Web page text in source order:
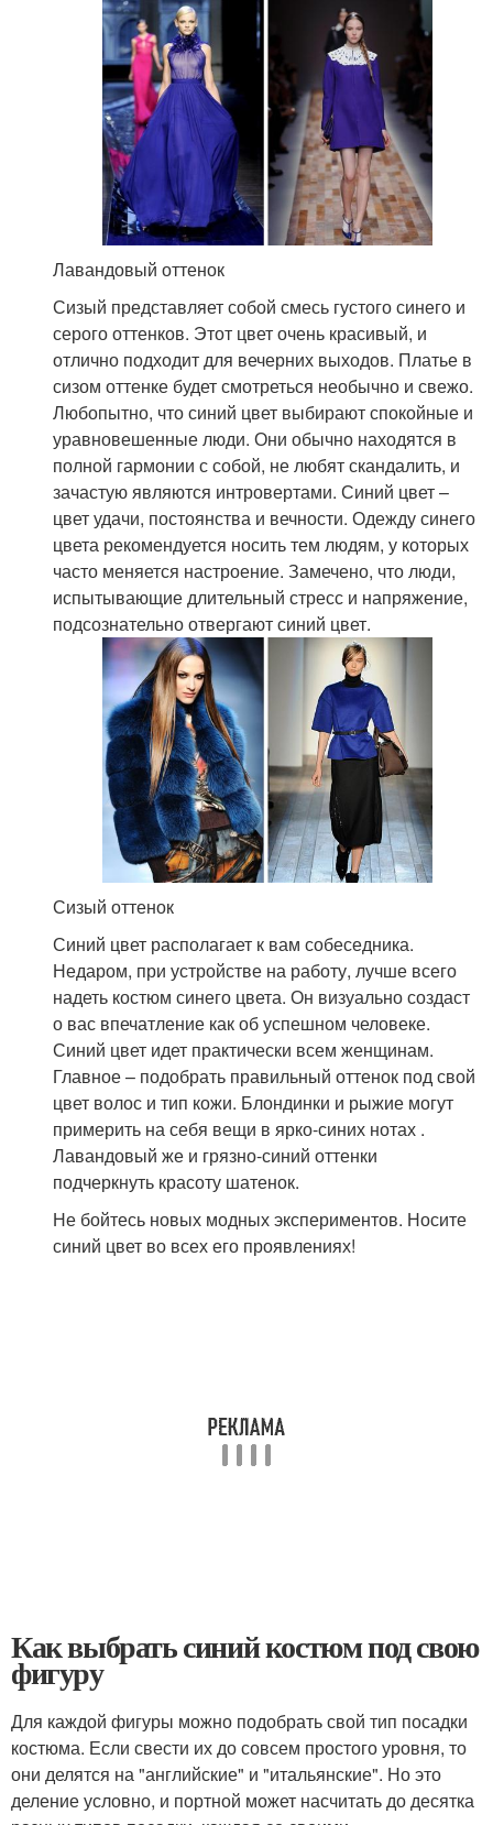
Лавандовый оттенок
Сизый представляет собой смесь густого синего и
серого оттенков. Этот цвет очень красивый, и
отлично подходит для вечерних выходов. Платье в
сизом оттенке будет смотреться необычно и свежо.
Любопытно, что синий цвет выбирают спокойные и
уравновешенные люди. Они обычно находятся в
полной гармонии с собой, не любят скандалить, и
зачастую являются интровертами. Синий цвет –
цвет удачи, постоянства и вечности. Одежду синего
цвета рекомендуется носить тем людям, у которых
часто меняется настроение. Замечено, что люди,
испытывающие длительный стресс и напряжение,
подсознательно отвергают синий цвет.
Сизый оттенок
Синий цвет располагает к вам собеседника.
Недаром, при устройстве на работу, лучше всего
надеть костюм синего цвета. Он визуально создаст
о вас впечатление как об успешном человеке.
Синий цвет идет практически всем женщинам.
Главное – подобрать правильный оттенок под свой
цвет волос и тип кожи. Блондинки и рыжие могут
примерить на себя вещи в ярко-синих нотах .
Лавандовый же и грязно-синий оттенки
подчеркнуть красоту шатенок.
Не бойтесь новых модных экспериментов. Носите
синий цвет во всех его проявлениях!
Как выбрать синий костюм под свою
фигуру
Для каждой фигуры можно подобрать свой тип посадки
костюма. Если свести их до совсем простого уровня, то
они делятся на "английские" и "итальянские". Но это
деление условно, и портной может насчитать до десятка